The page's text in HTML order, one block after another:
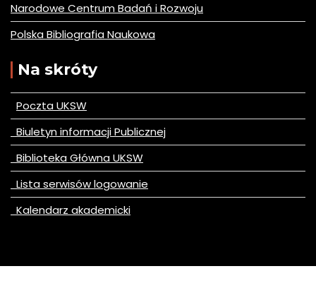
Narodowe Centrum Badań i Rozwoju
Polska Bibliografia Naukowa
Na skróty
Poczta UKSW
Biuletyn informacji Publicznej
Biblioteka Główna UKSW
Lista serwisów logowanie
Kalendarz akademicki